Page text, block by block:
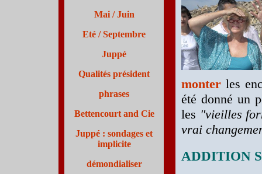
monter les
été donné un
les "vieilles
vrai
ADDITION
Mai / Juin
Eté /Septembre
Juppé
Qualités président
phrases
Bettencourt and Cie
Juppé : sondages et
implicite
démondialiser